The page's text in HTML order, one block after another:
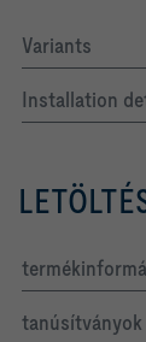
Variants
Installation
tanúsítványok